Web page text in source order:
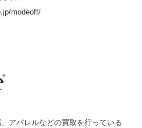
modeoff/
アパレルなどの買取を行っている